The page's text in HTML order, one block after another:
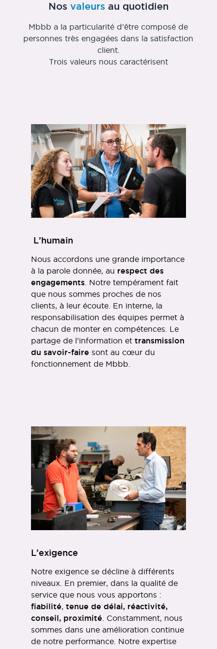
Nos valeurs au quotidien
Mbbb a la particularité d’être composé de
personnes très engagées dans la satisfaction
client.
Trois valeurs nous caractérisent
L’humain
Nous accordons une grande importance
à la parole donnée, au respect des
engagements. Notre tempérament fait
que nous sommes proches de nos
clients, à leur écoute. En interne, la
responsabilisation des équipes permet à
chacun de monter en compétences. Le
partage de l’information et transmission
du savoir-faire sont au cœur du
fonctionnement de Mbbb.
L’exigence
Notre exigence se décline à différents
niveaux. En premier, dans la qualité de
service que nous vous apportons :
fiabilité, tenue de délai, réactivité,
conseil, proximité . Constamment, nous
sommes dans une amélioration continue
de notre performance. Notre expertise